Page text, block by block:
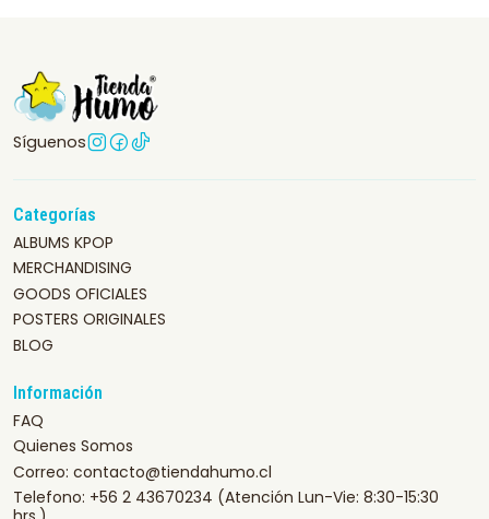
Síguenos
Categorías
ALBUMS KPOP
MERCHANDISING
GOODS OFICIALES
POSTERS ORIGINALES
BLOG
Información
FAQ
Quienes Somos
Correo: contacto@tiendahumo.cl
Telefono: +56 2 43670234 (Atención Lun-Vie: 8:30-15:30